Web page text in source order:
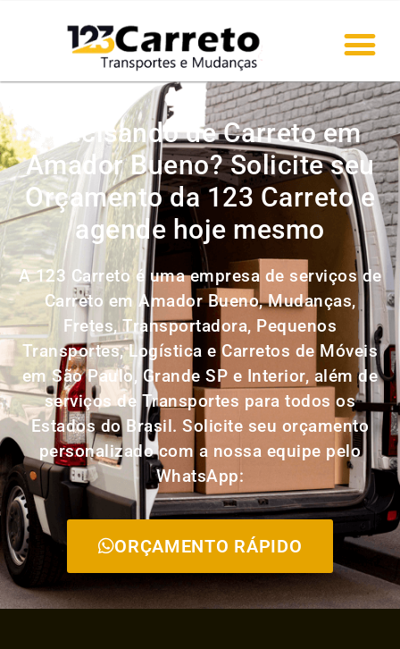
Precisando de Carreto em
Amador Bueno? Solicite seu
Orçamento da 123 Carreto e
agende hoje mesmo
A 123 Carreto é uma empresa de serviços de
Carreto em Amador Bueno, Mudanças,
Fretes, Transportadora, Pequenos
Transportes, Logística e Carretos de Móveis
em São Paulo, Grande SP e Interior, além de
serviços de Transportes para todos os
Estados do Brasil. Solicite seu orçamento
personalizado com a nossa equipe pelo
WhatsApp:
ORÇAMENTO RÁPIDO